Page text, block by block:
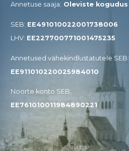
Annetuse saaja: Oleviste kogudus
SEB: EE491010022001738006
LHV: EE227700771001475235
Annetused vähekindlustatutele SEB​:
EE911010220025984010
Noorte konto SEB:
EE761010011984890221